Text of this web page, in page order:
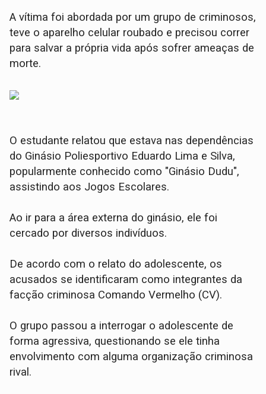
A vítima foi abordada por um grupo de criminosos,
teve o aparelho celular roubado e precisou correr
para salvar a própria vida após sofrer ameaças de
morte.
​O estudante relatou que estava nas dependências
do Ginásio Poliesportivo Eduardo Lima e Silva,
popularmente conhecido como "Ginásio Dudu",
assistindo aos Jogos Escolares.
Ao ir para a área externa do ginásio, ele foi
cercado por diversos indivíduos.
​De acordo com o relato do adolescente, os
acusados se identificaram como integrantes da
facção criminosa Comando Vermelho (CV).
O grupo passou a interrogar o adolescente de
forma agressiva, questionando se ele tinha
envolvimento com alguma organização criminosa
rival.